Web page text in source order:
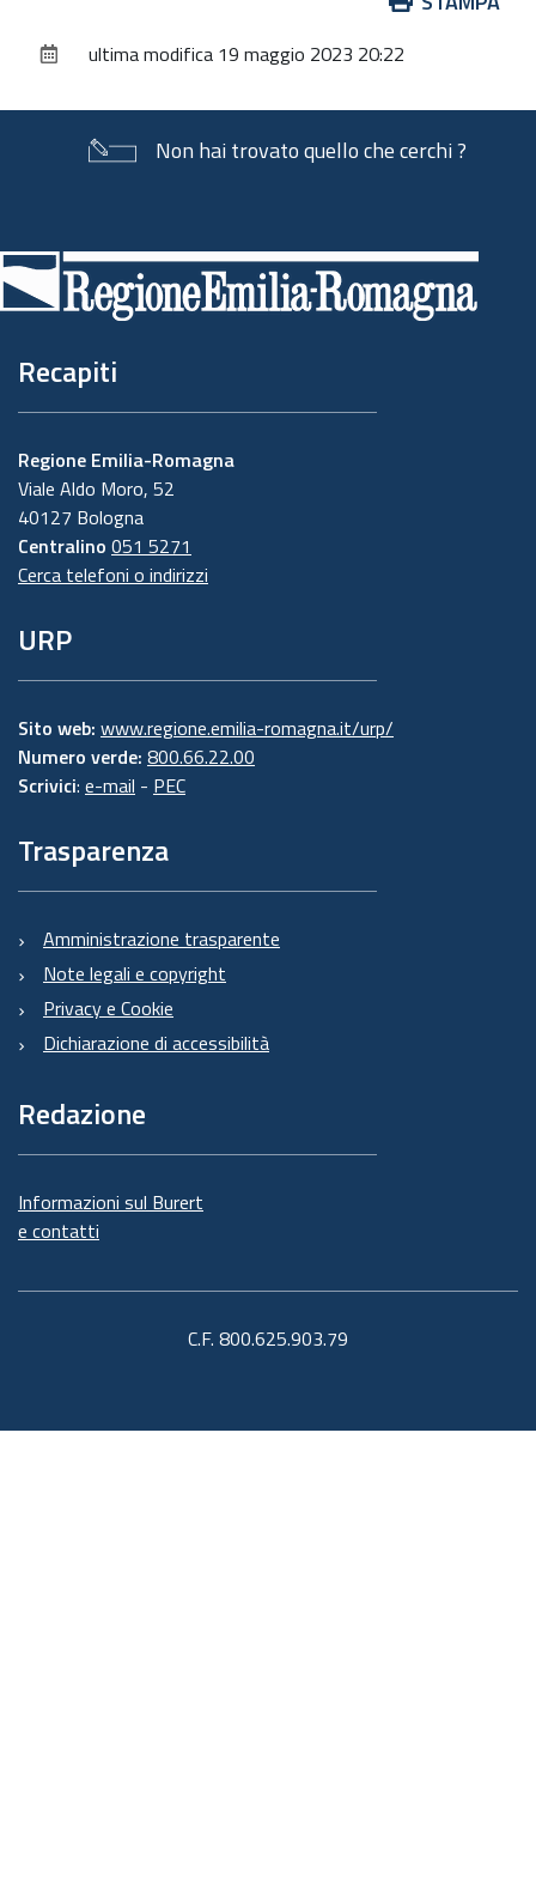
documentoultima modifica 19 maggio 2023 20:22
Non hai trovato quello che cerchi ?
di
pagina
Recapiti
Regione Emilia-Romagna
Viale Aldo Moro, 52
40127 Bologna
Centralino 051 5271
Cerca telefoni o indirizzi
URP
Sito web: www.regione.emilia-romagna.it/urp/
Numero verde: 800.66.22.00
Scrivici: e-mail - PEC
Trasparenza
Amministrazione trasparente
Note legali e copyright
Privacy e Cookie
Dichiarazione di accessibilità
Redazione
Informazioni sul Burert
e contatti
C.F. 800.625.903.79